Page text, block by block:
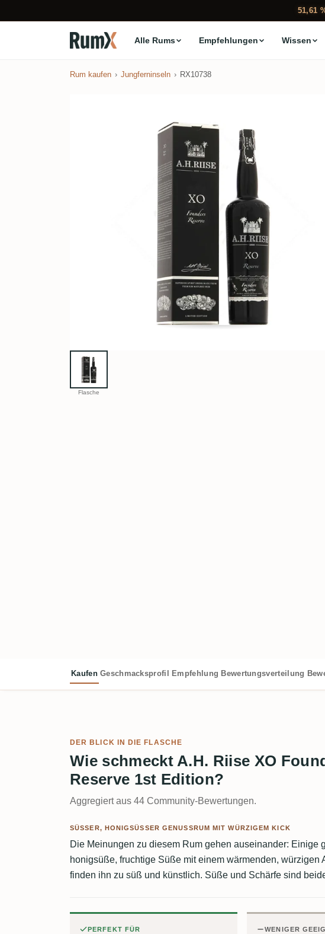
51,61
Alle Rums Empfehlungen Wissen
Rum kaufen Jungferninseln RX10738
Flasche
Kaufen Geschmacksprofil Empfehlung Bewertungsverteilung
DER BLICK IN DIE FLASCHE
Wie schmeckt A.H. Riise XO
Reserve 1st Edition?
Aggregiert aus 44 Community-Bewertungen.
SÜSSER, HONIGSÜSSER GENUSSRUM MIT WÜRZIGEM KICK
Die Meinungen zu diesem Rum gehen auseinander: Einige
honigsüße, fruchtige Süße mit einem wärmenden, würzigen
finden ihn zu süß und künstlich. Süße und Schärfe sind
PERFEKT FÜR WENIGER